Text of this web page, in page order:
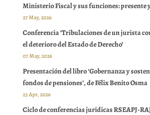
Ministerio Fiscal y sus funciones: presente
27 May, 2026
Conferencia ‘Tribulaciones de un jurista
el deterioro del Estado de Derecho’
07 May, 2026
Presentación del libro ‘Gobernanza y
fondos de pensiones’, de Félix Benito Osma
23 Apr, 2026
Ciclo de conferencias jurídicas RSEAPJ-